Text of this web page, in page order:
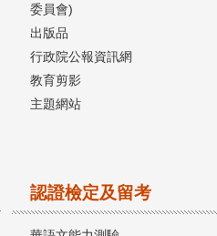
委員會)
出版品
行政院公報資訊網
教育剪影
主題網站
認證檢定及留考